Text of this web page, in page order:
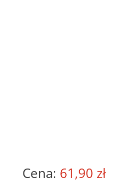
61,90 zł